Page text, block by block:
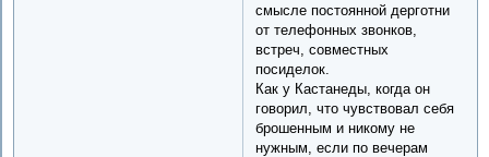
смысле постоянной дерготни
от телефонных звонков,
встреч, совместных
посиделок.
Как у Кастанеды, когда он
говорил, что чувствовал себя
брошенным и никому не
нужным, если по вечерам